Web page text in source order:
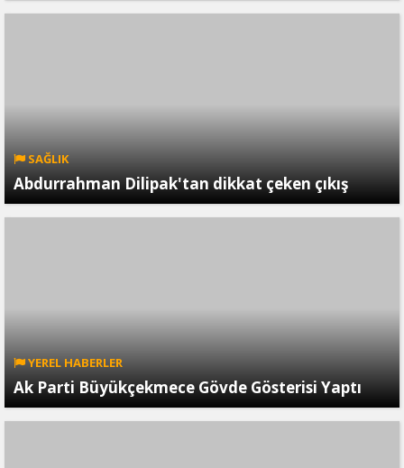
SAĞLIK
Abdurrahman Dilipak'tan dikkat çeken çıkış
YEREL HABERLER
Ak Parti Büyükçekmece Gövde Gösterisi Yaptı